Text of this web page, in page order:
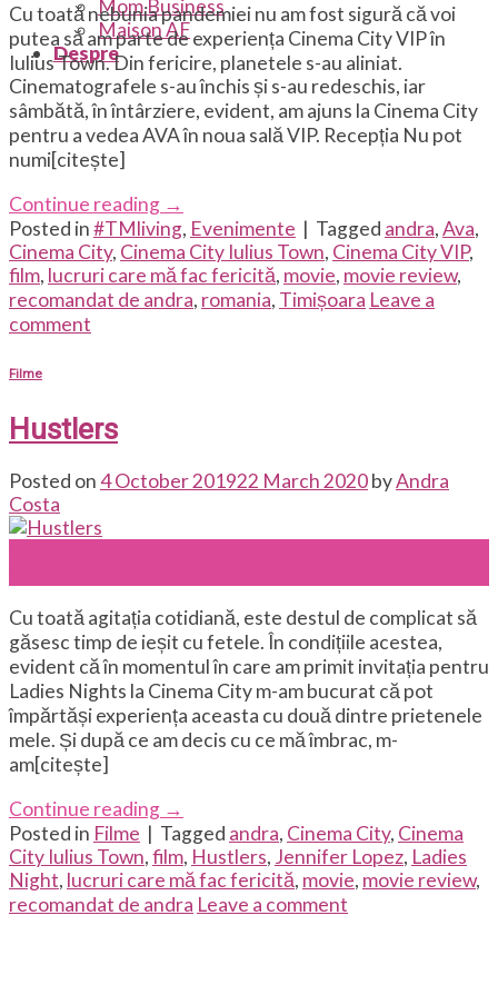
Mom Business
Maison AF
Despre
Cu toată nebunia pandemiei nu am fost sigură că voi
putea să am parte de experiența Cinema City VIP în
Iulius Town. Din fericire, planetele s-au aliniat.
Cinematografele s-au închis și s-au redeschis, iar
sâmbătă, în întârziere, evident, am ajuns la Cinema City
pentru a vedea AVA în noua sală VIP. Recepția Nu pot
numi[citește]
Continue reading →
Posted in#TMliving, Evenimente | Tagged andra,Ava,
Cinema City, Cinema City Iulius Town, Cinema City VIP,
film, lucruri care mă fac fericită, movie, movie review,
recomandat de andra, romania, Timișoara Leave a
comment
Filme
Hustlers
Posted on 4 October 201922 March 2020byAndra
Costa
Cu toată agitația cotidiană, este destul de complicat să
găsesc timp de ieșit cu fetele. În condițiile acestea,
evident că în momentul în care am primit invitația pentru
Ladies Nights la Cinema City m-am bucurat că pot
împărtăși experiența aceasta cu două dintre prietenele
mele. Și după ce am decis cu ce mă îmbrac, m-
am[citește]
Continue reading →
Posted in Filme | Tagged andra, Cinema City, Cinema
City Iulius Town,film, Hustlers, Jennifer Lopez, Ladies
Night, lucruri care mă fac fericită, movie, movie review,
recomandat de andra Leave a comment